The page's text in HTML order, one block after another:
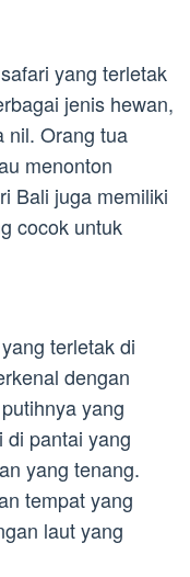
yang terletak
jenis hewan,
nil. Orang tua
menonton
Bali juga memiliki
cocok untuk
terletak di
dengan
yang
di pantai yang
yang tenang.
tempat yang
laut yang